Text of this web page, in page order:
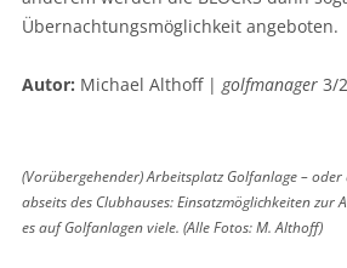
Übernachtungsmöglichkeit angeboten.
Autor: Michael Althoff | golfmanager3/
(Vorübergehender) Arbeitsplatz Golfanlage –
abseits des Clubhauses: ­Einsatzmöglichkeiten zur
es auf Golfanlagen viele. (Alle Fotos: M. Althoff)